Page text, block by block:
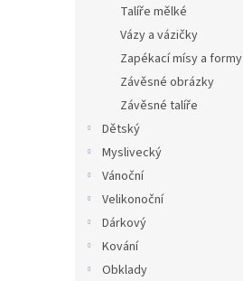
Talíře mělké
Vázy a vázičky
Zapékací mísy a formy
Závěsné obrázky
Závěsné talíře
Dětský
Myslivecký
Vánoční
Velikonoční
Dárkový
Kování
Obklady